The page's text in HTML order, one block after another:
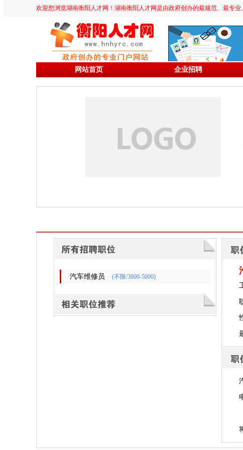
欢迎您浏览湖南衡阳人才网！湖南衡阳人才网是由政府创办的最规范、最专
网站首页 企业招聘
汽车维修员 (不限/3000-5000)